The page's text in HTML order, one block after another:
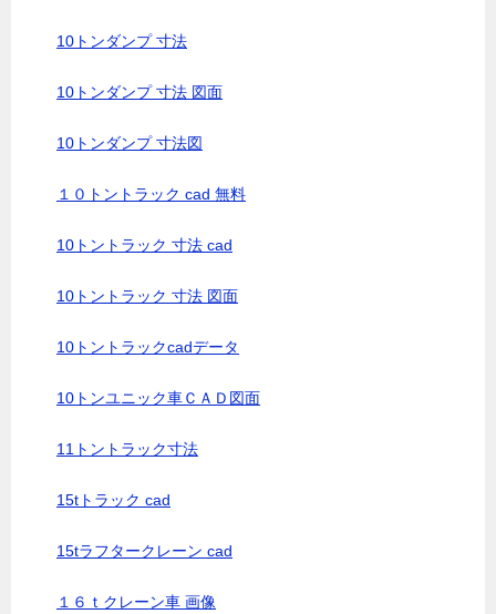
10トンダンプ 寸法
10トンダンプ 寸法 図面
10トンダンプ 寸法図
１０トントラック cad 無料
10トントラック 寸法 cad
10トントラック 寸法 図面
10トントラックcadデータ
10トンユニック車ＣＡＤ図面
11トントラック寸法
15tトラック cad
15tラフタークレーン cad
１６ｔクレーン車 画像